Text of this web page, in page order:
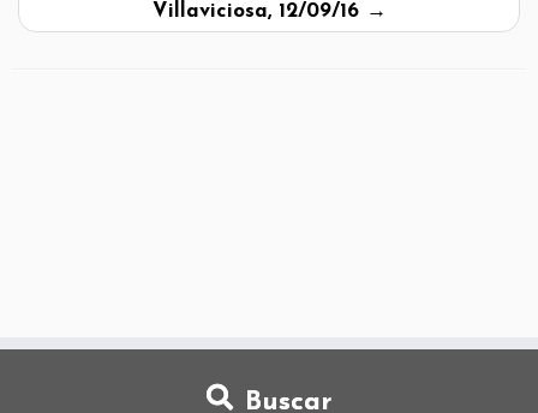
Villaviciosa, 12/09/16 →
Buscar